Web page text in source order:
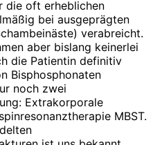
die oft erheblichen
bei ausgeprägten
verabreicht.
aber bislang keinerlei
die Patientin definitiv
Bisphosphonaten
noch zwei
Extrakorporale
MBST.